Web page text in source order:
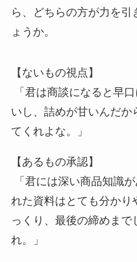
ら、どちらの方が力を引
ょうか。
【ないもの視点】
「君は商談になると早
いし、詰めが甘いんだか
てくれよな。」
【あるもの承認】
「君には深い商品知識
れた資料はとても分かり
っくり、最後の締めまで
れ。」